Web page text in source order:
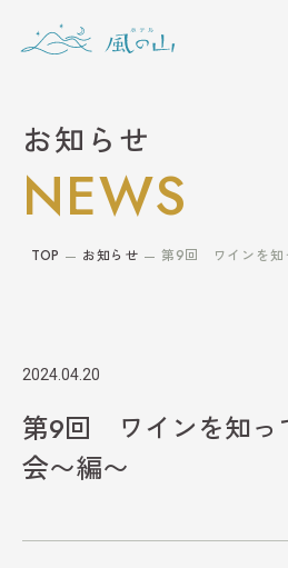
お知らせ
NEWS
TOP お知らせ 第9回 ワインを知
2024.04.20
第9回 ワインを知っ
会〜編〜